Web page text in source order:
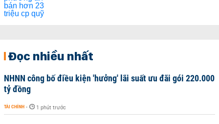
Đọc nhiều nhất
NHNN công bố điều kiện 'hưởng' lãi suất ưu đãi gói 220.000
tỷ đồng
TÀI CHÍNH - 1 phút trước